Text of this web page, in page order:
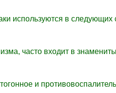
используются в следующих
часто входит в
и